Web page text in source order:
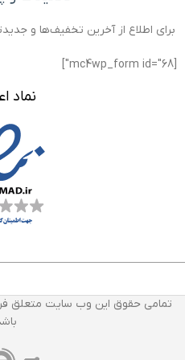
برای اطلاع از آخرین تخفیف‌ها و
[mc4wp_form id="68"]
نماد
تمامی حقوق این وب سایت متعلق